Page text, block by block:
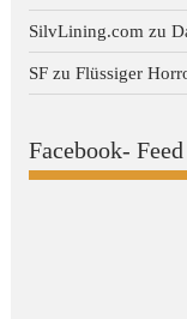
SilvLining.com zu
SF zuFlüssiger
Facebook- Feed